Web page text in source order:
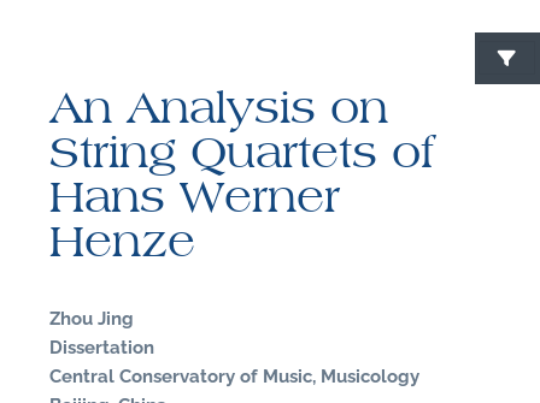
An Analysis on
String Quartets of
Hans Werner
Henze
Zhou Jing
Dissertation
Central Conservatory of Music, Musicology